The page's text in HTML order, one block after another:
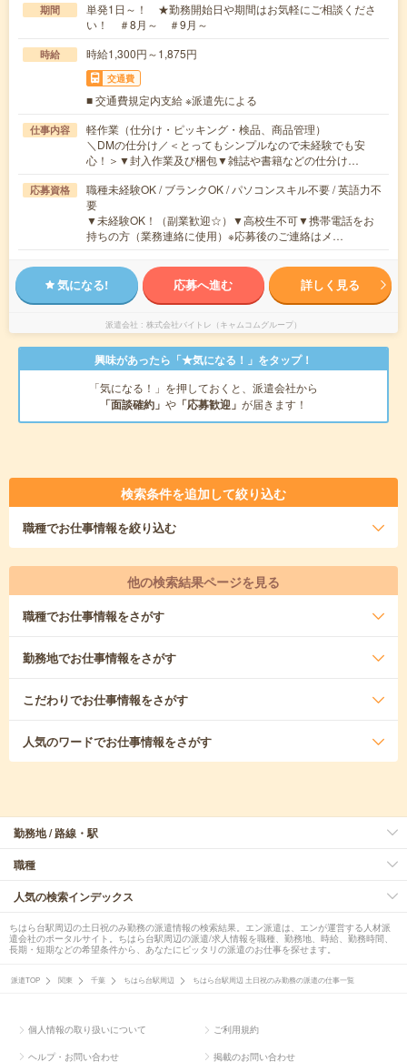
期間
単発1日～！ ★勤務開始日や期間はお気軽にご相談くださ
い！ ＃8月～ ＃9月～
時給 時給1,300円～1,875円
交通費
■ 交通費規定内支給 ※派遣先による
仕事内容
軽作業（仕分け・ピッキング・検品、商品管理）
＼DMの仕分け／＜とってもシンプルなので未経験でも安
心！＞▼封入作業及び梱包▼雑誌や書籍などの仕分け…
応募資格
職種未経験OK / ブランクOK / パソコンスキル不要 / 英語力不
要
▼未経験OK！（副業歓迎☆）▼高校生不可▼携帯電話をお
持ちの方（業務連絡に使用）※応募後のご連絡はメ…
気になる! 応募へ進む 詳しく見る
派遣会社 株式会社バイトレ（キャムコムグループ）
興味があったら「★気になる！」をタップ！
「気になる！」を押しておくと、派遣会社から
「面談確約」 や 「応募歓迎」 が届きます！
検索条件を追加して絞り込む
職種でお仕事情報を絞り込む
他の検索結果ページを見る
職種でお仕事情報をさがす
勤務地でお仕事情報をさがす
こだわりでお仕事情報をさがす
人気のワードでお仕事情報をさがす
勤務地 / 路線・駅
職種
人気の検索インデックス
ちはら台駅周辺の土日祝のみ勤務の派遣情報の検索結果。エン派遣は、エンが運営する人材派
遣会社のポータルサイト。ちはら台駅周辺の派遣/求人情報を職種、勤務地、時給、勤務時間、
長期・短期などの希望条件から、あなたにピッタリの派遣のお仕事を探せます。
派遣TOP 関東 千葉 ちはら台駅周辺 ちはら台駅周辺 土日祝のみ勤務の派遣の仕事一覧
個人情報の取り扱いについて ご利用規約
ヘルプ・お問い合わせ 掲載のお問い合わせ